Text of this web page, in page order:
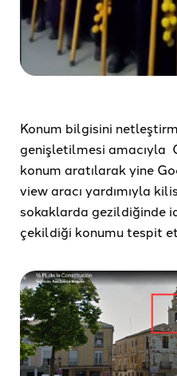
Konum bilgisini
genişletilmesi amacıyla
konum aratılarak yine
view aracı yardımıyla
sokaklarda gezildiğinde
çekildiği konumu tespit